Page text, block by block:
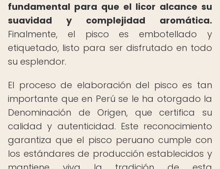
fundamental para que el licor alcance su
suavidad y complejidad aromática.
Finalmente, el pisco es embotellado y
etiquetado, listo para ser disfrutado en todo
su esplendor.
El proceso de elaboración del pisco es tan
importante que en Perú se le ha otorgado la
Denominación de Origen, que certifica su
calidad y autenticidad. Este reconocimiento
garantiza que el pisco peruano cumple con
los estándares de producción establecidos y